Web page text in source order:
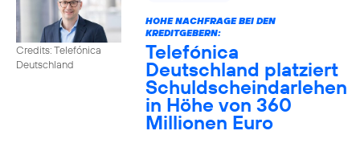
Credits: Telefónica
Deutschland
HOHE NACHFRAGE BEI DEN
KREDITGEBERN:
Telefónica
Deutschland platziert
Schuldscheindarlehen
in Höhe von 360
Millionen Euro